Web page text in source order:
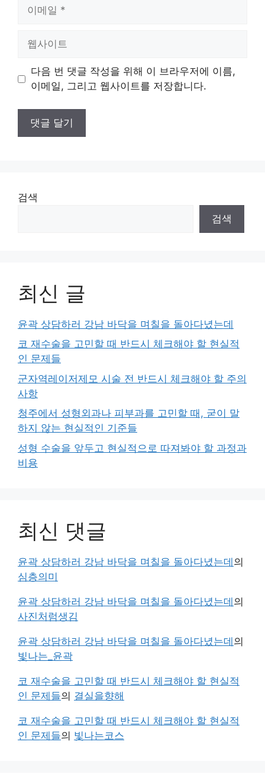
트
다음 번 댓글 작성을 위해 이 브라우저에 이름,
이메일, 그리고 웹사이트를 저장합니다.
검색
검색
최신 글
윤곽 상담하러 강남 바닥을 며칠을 돌아다녔는데
코 재수술을 고민할 때 반드시 체크해야 할 현실적
인 문제들
군자역레이저제모 시술 전 반드시 체크해야 할 주의
사항
청주에서 성형외과나 피부과를 고민할 때, 굳이 말
하지 않는 현실적인 기준들
성형 수술을 앞두고 현실적으로 따져봐야 할 과정과
비용
최신 댓글
윤곽 상담하러 강남 바닥을 며칠을 돌아다녔는데의
심층의미
윤곽 상담하러 강남 바닥을 며칠을 돌아다녔는데의
사진처럼생김
윤곽 상담하러 강남 바닥을 며칠을 돌아다녔는데의
빛나는_윤곽
코 재수술을 고민할 때 반드시 체크해야 할 현실적
인 문제들의 결실을향해
코 재수술을 고민할 때 반드시 체크해야 할 현실적
인 문제들의 빛나는코스